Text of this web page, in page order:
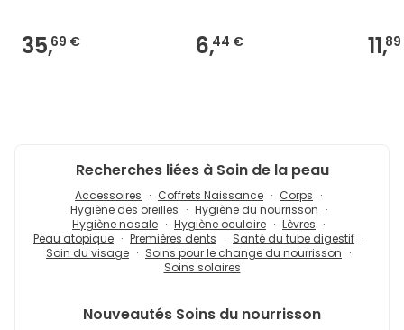
35,69 € 6,44 € 11,
Recherches liées à Soin de la peau
Accessoires Coffrets Naissance
Corps
Hygiène des oreilles
Hygiène du nourrisson
Hygiène nasale
Hygiène oculaire
Lèvres
Peau atopique
Premières dents
Santé du tube digestif
Soin du visage
Soins pour le change du nourrisson
Soins solaires
Nouveautés Soins du nourrisson